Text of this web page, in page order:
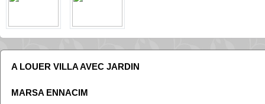
A LOUER VILLA AVEC JARDIN
MARSA ENNACIM